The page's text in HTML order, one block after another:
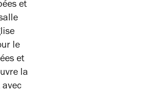
et
le
et
la
avec